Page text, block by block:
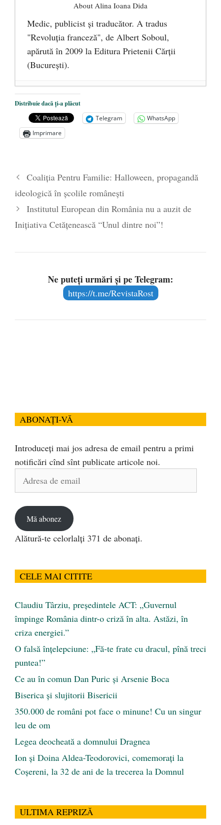
About Alina Ioana Dida
Medic, publicist şi traducător. A tradus
"Revoluţia franceză", de Albert Soboul,
apărută în 2009 la Editura Prietenii Cărţii
(Bucureşti).
Ceva despre pandemie
O carte despre embrionul uman, ca
persoană ce trebuie apărată - 8 octombrie
2019
septembrie 2019
Distribuie dacă ți-a plăcut
Telegram
WhatsApp
Imprimare
Coaliţia Pentru Familie: Halloween, propagandă
ideologică în şcolile româneşti
Institutul European din România nu a auzit de
Iniţiativa Cetăţenească “Unul dintre noi”!
Ne puteți urmări și pe Telegram:
https://t.me/RevistaRost
ABONAȚI-VĂ
Introduceți mai jos adresa de email pentru a primi
notificări cînd sînt publicate articole noi.
Adresa
Mă abonez
Alătură-te celorlalți 371 de abonați.
CELE MAI CITITE
Claudiu Târziu, președintele ACT: „Guvernul
împinge România dintr-o criză în alta. Astăzi, în
criza energiei.”
O falsă înțelepciune: „Fă-te frate cu dracul, pînă treci
puntea!”
Ce au în comun Dan Puric şi Arsenie Boca
Biserica și slujitorii Bisericii
350.000 de români pot face o minune! Cu un singur
leu de om
Legea deocheată a domnului Dragnea
Ion și Doina Aldea-Teodorovici, comemorați la
Coșereni, la 32 de ani de la trecerea la Domnul
ULTIMA REPRIZĂ